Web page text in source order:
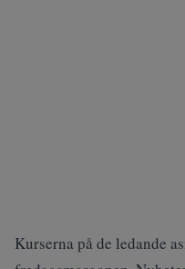
Kurserna på de ledande